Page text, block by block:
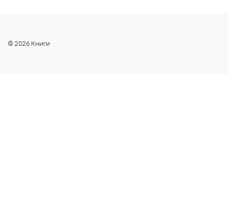
© 2026 Книги